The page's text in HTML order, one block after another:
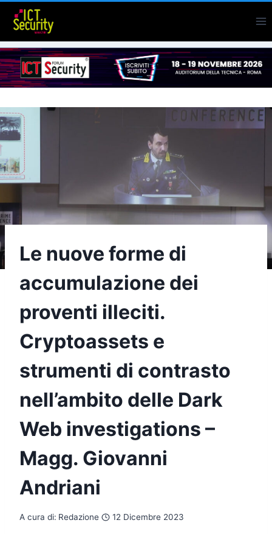
Salta
contenuto
Le nuove forme di
accumulazione dei
proventi illeciti.
Cryptoassets e
strumenti di contrasto
nell’ambito delle Dark
Web investigations –
Magg. Giovanni
Andriani
A cura di: Redazione 12 Dicembre 2023